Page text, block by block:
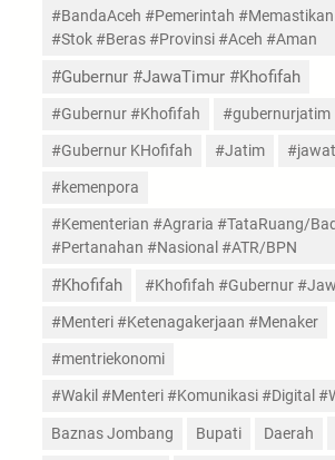
#BandaAceh #Pemerintah
#Stok #Beras #Provinsi #Aceh #Aman
#Gubernur #JawaTimur #Khofifah
#Gubernur #Khofifah #gubernurjatim
#Gubernur KHofifah #Jatim
#kemenpora
#Kementerian #Agraria #TataRuang/
#Pertanahan #Nasional #ATR/BPN
#Khofifah #Khofifah #Gubernur
#Menteri #Ketenagakerjaan #Menaker
#mentriekonomi
#Wakil #Menteri #Komunikasi #Digital
Baznas Jombang Bupati Daerah